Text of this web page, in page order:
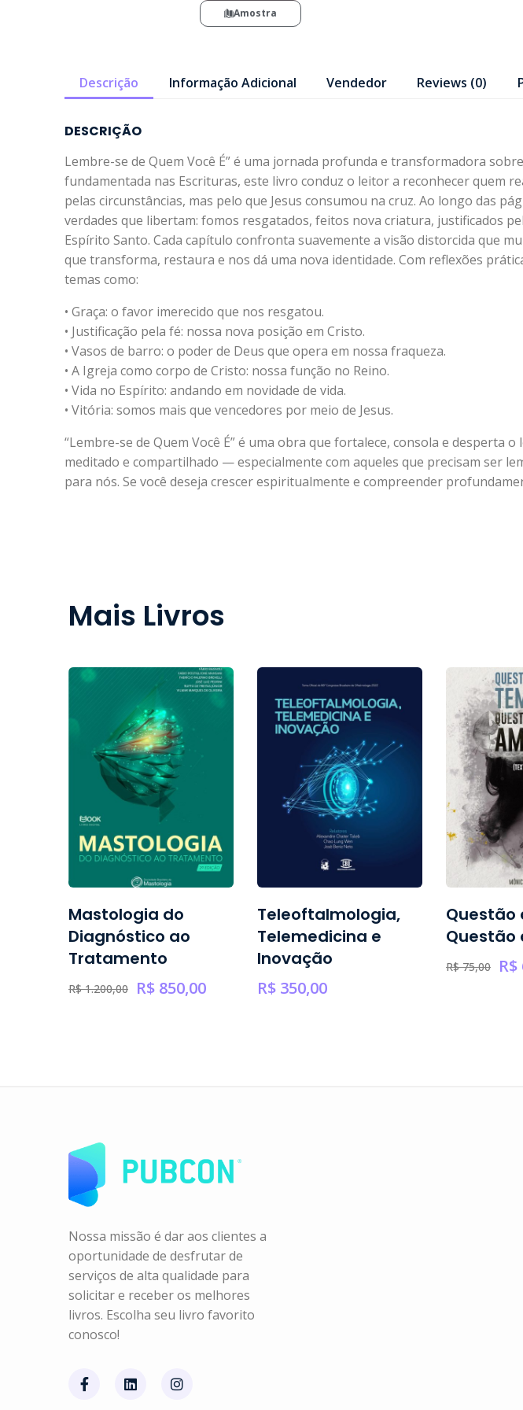
Amostra
Descrição Informação Adicional Vendedor Reviews (0)
DESCRIÇÃO
Lembre-se de Quem Você É” é uma jornada profunda e transformadora
fundamentada nas Escrituras, este livro conduz o leitor a reconhecer quem
pelas circunstâncias, mas pelo que Jesus consumou na cruz. Ao longo das
verdades que libertam: fomos resgatados, feitos nova criatura, justificados
Espírito Santo. Cada capítulo confronta suavemente a visão distorcida que
que transforma, restaura e nos dá uma nova identidade. Com reflexões
temas como:
• Graça: o favor imerecido que nos resgatou.
• Justificação pela fé: nossa nova posição em Cristo.
• Vasos de barro: o poder de Deus que opera em nossa fraqueza.
• A Igreja como corpo de Cristo: nossa função no Reino.
• Vida no Espírito: andando em novidade de vida.
• Vitória: somos mais que vencedores por meio de Jesus.
“Lembre-se de Quem Você É” é uma obra que fortalece, consola e
meditado e compartilhado — especialmente com aqueles que precisam ser
para nós. Se você deseja crescer espiritualmente e compreender
Mais Livros
Mastologia do
Diagnóstico ao
Tratamento
R$1.200,00 R$ 850,00
Teleoftalmologia,
Telemedicina e
Inovação
R$ 350,00
Questão
Questão
R$75,00 R$
Nossa missão é dar aos clientes a
oportunidade de desfrutar de
serviços de alta qualidade para
solicitar e receber os melhores
livros. Escolha seu livro favorito
conosco!